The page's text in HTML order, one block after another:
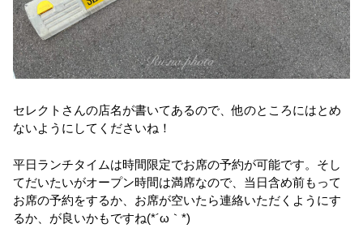
セレクトさんの店名が書いてあるので、他のところにはとめ
ないようにしてくださいね！
平日ランチタイムは時間限定でお席の予約が可能です。そし
てだいたいがオープン時間は満席なので、当日含め前もって
お席の予約をするか、お席が空いたら連絡いただくようにす
るか、が良いかもですね(*´ω｀*)